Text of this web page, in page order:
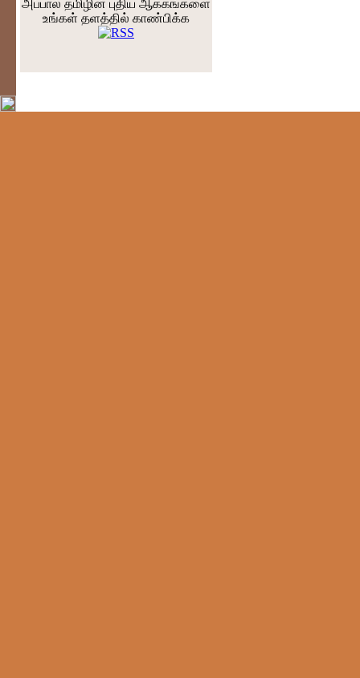
அப்பால் தமிழின் புதிய ஆக்கங்களை
உங்கள் தளத்தில் காண்பிக்க